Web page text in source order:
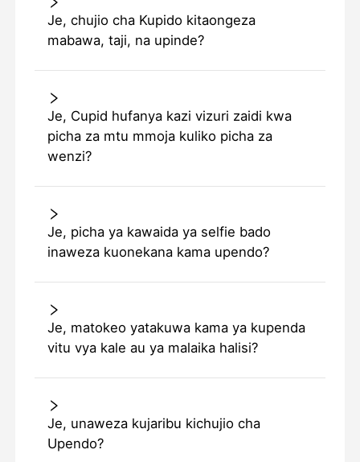
Je, chujio cha Kupido kitaongeza
mabawa, taji, na upinde?
Je, Cupid hufanya kazi vizuri zaidi kwa
picha za mtu mmoja kuliko picha za
wenzi?
Je, picha ya kawaida ya selfie bado
inaweza kuonekana kama upendo?
Je, matokeo yatakuwa kama ya kupenda
vitu vya kale au ya malaika halisi?
Je, unaweza kujaribu kichujio cha
Upendo?